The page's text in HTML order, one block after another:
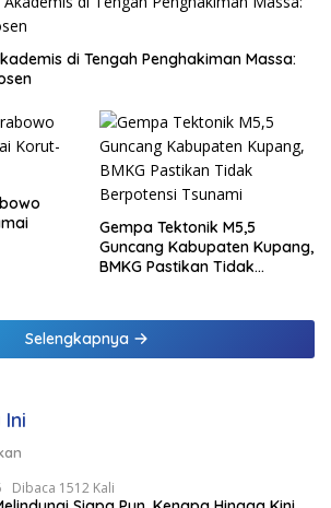
di Tengah Penghakiman Massa:
Gempa Tektonik M5,5
Guncang Kabupaten Kupang,
BMKG Pastikan Tidak
Selengkapnya
Dibaca 1512 Kali